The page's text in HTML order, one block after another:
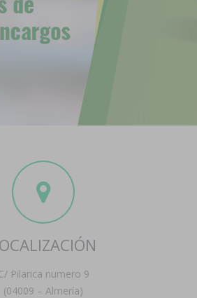
Pilarica numero 9
(04009 – Almería)